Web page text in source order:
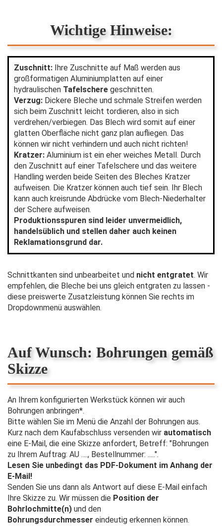
Wichtige Hinweise:
Zuschnitt: Ihre Zuschnitte auf Maß werden aus
großformatigen Aluminiumplatten auf einer
hydraulischen Tafelschere geschnitten.
Verzug: Dickere Bleche und schmale Streifen werden
sich beim Zuschnitt leicht tordieren, also in sich
verdrehen/verbiegen. Das Blech wird somit auf einer
glatten Oberfläche nicht ganz plan aufliegen. Das
können wir nicht verhindern und auch nicht richten!
Kratzer: Aluminium ist ein eher weiches Metall. Durch
den Zuschnitt auf einer Tafelschere und das weitere
Handling werden beide Seiten des Bleches Kratzer
aufweisen. Die Kratzer können auch tief sein. Ihr Blech
kann auch kreisrunde Abdrücke vom Blech-Niederhalter
der Schere aufweisen.
Produktionsspuren sind leider unvermeidlich,
handelsüblich und stellen daher auch keinen
Reklamationsgrund dar.
Schnittkanten sind unbearbeitet und nicht entgratet. Wir
empfehlen, die Bleche bei uns gleich entgraten zu lassen -
diese preiswerte Zusatzleistung können Sie rechts im
Dropdownmenü auswählen.
Auf Wunsch: Bohrungen gemäß
Skizze
An Ihrem konfigurierten Werkstück können wir auch
Bohrungen anbringen*.
Bitte wählen Sie im Menü die Anzahl der Bohrungen aus.
Kurz nach dem Kaufabschluss versenden wir automatisch
eine E-Mail, die eine Skizze anfordert, Betreff: "Bohrungen
zu Ihrem Auftrag: AU …., Bestellnummer: .....".
Lesen Sie unbedingt das PDF-Dokument im Anhang der
E-Mail!
Senden Sie uns dann als Antwort auf diese E-Mail einfach
Ihre Skizze zu. Wir müssen die Position der
Bohrlochmitte(n) und den
Bohrungsdurchmesser eindeutig erkennen können.